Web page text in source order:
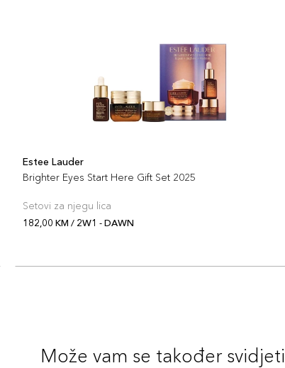
Estee Lauder
Brighter Eyes Start Here Gift Set 2025
Setovi za njegu lica
182,00 KM / 2W1 - DAWN
Može vam se također svidjeti